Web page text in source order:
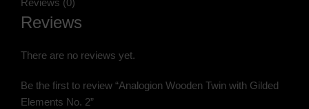
Reviews (0)
Reviews
There are no reviews yet.
Be the first to review “Analogion Wooden Twin with Gilded
Elements No. 2”